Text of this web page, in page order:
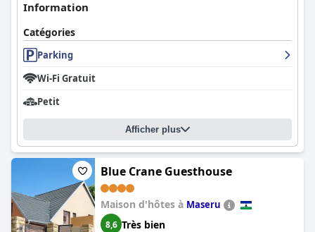
Information
Catégories
Parking
Wi-Fi Gratuit
Petit
Afficher plus
Blue Crane Guesthouse
Maison d'hôtes à Maseru
8,6 Très bien